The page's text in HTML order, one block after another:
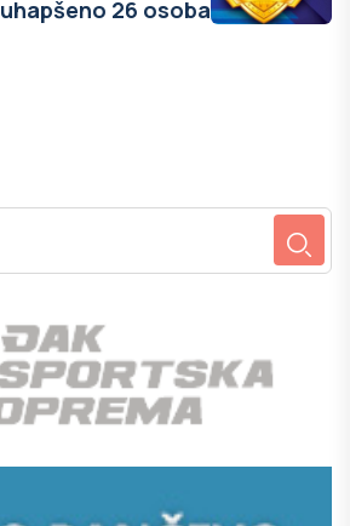
uhapšeno 26 osoba